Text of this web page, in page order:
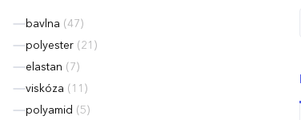
bavlna (47)
polyester (21)
elastan (7)
viskóza (11)
polyamid (5)